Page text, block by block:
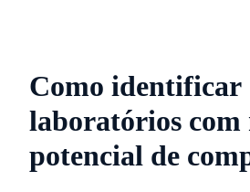
Como identificar
laboratórios com
potencial de